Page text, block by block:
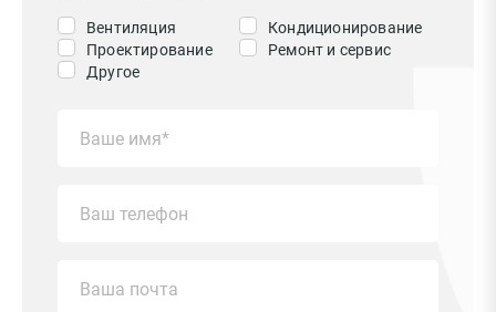
Вентиляция
Кондиционирование
Проектирование
Ремонт и сервис
Другое